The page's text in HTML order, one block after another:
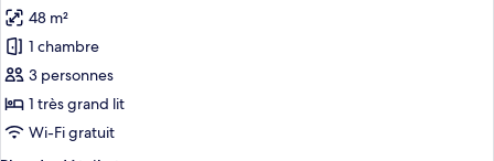
non-
fumeurs
Chambre
Deluxe,
grands
lits,
non-
fumeurs
les
photos
pour
ce
type
48 m²
1 chambre
3 personnes
1 très grand lit
Wi-Fi gratuit